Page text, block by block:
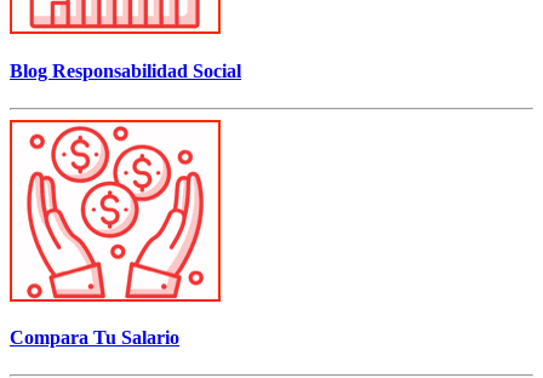
Blog Responsabilidad Social
Compara Tu Salario